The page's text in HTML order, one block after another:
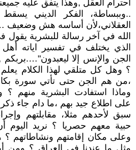
احترام العقل ,وهذا يتفق عليه
..وببساطة، الفكر الديني يسقط
العقلاني،لأن أساسه هش وضعيف
الله في آخر رسالة للبشرية يقول
الذي يختلف في تفسير اياته
الجن والإنس إلا ليعبدون"….بربكم
؟ وهل كل متلقي لهذا الكلام
،من هم الجن حتى تأتي سورة
وماذا استفادت البشرية منهم ؟
على اطلاع جيد بهم ،ما دام جاء
سبق لأحدهم مثلا، مقابلتهم
حبية معهم حصريا ؟ نريد
وعلى مكان إقامتهم ونشاطاتهم